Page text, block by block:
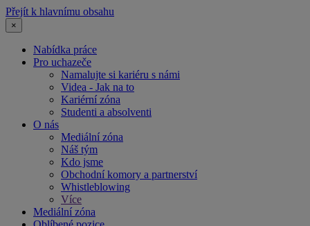
Přejít k hlavnímu obsahu
×
Nabídka práce
Pro uchazeče
Namalujte si kariéru s námi
Videa - Jak na to
Kariérní zóna
Studenti a absolventi
O nás
Mediální zóna
Náš tým
Kdo jsme
Obchodní komory a partnerství
Whistleblowing
Více
Mediální zóna